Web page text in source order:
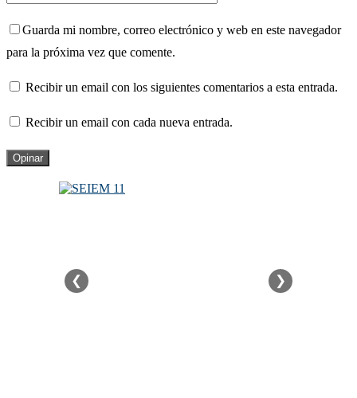
Guarda mi nombre, correo electrónico y web en este navegador
para la próxima vez que comente.
Recibir un email con los siguientes comentarios a esta entrada.
Recibir un email con cada nueva entrada.
❮ ❯